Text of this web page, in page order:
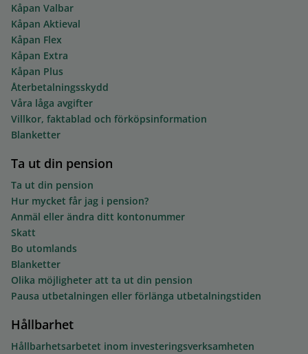
Kåpan Valbar
Kåpan Aktieval
Kåpan Flex
Kåpan Extra
Kåpan Plus
Återbetalningsskydd
Våra låga avgifter
Villkor, faktablad och förköpsinformation
Blanketter
Ta ut din pension
Ta ut din pension
Hur mycket får jag i pension?
Anmäl eller ändra ditt kontonummer
Skatt
Bo utomlands
Blanketter
Olika möjligheter att ta ut din pension
Pausa utbetalningen eller förlänga utbetalningstiden
Hållbarhet
Hållbarhetsarbetet inom investeringsverksamheten